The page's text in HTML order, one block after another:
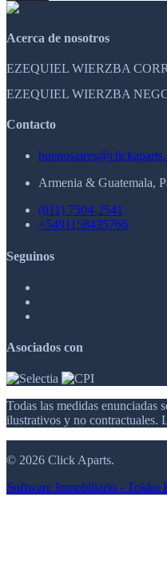
Acerca de nosotros
EZEQUIEL WIERZBA
EZEQUIEL WIERZBA
Contacto
Armenia & Guatemala,
(011) 7504-2541
+5491158435766
Seguinos
Asociados con
Todas las medidas enunciadas
ilustrativos y no contractuales.
© 2026 Click Aparts.
Software Inmobiliario - Tokko